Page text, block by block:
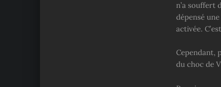
n’a souffert
dépensé
activée.
Cependant,
du choc de